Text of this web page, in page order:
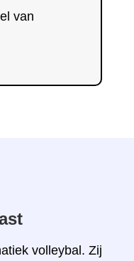
van
volleybal. Zij